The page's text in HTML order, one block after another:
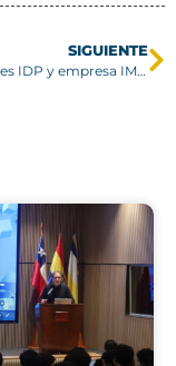
SIGUIENTE
Estudiantes IDP y empresa IMOVA desarrollan exposición en Campus San Joaquín